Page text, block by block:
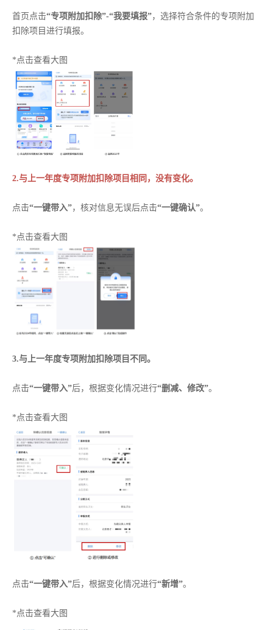
首页点击“专项附加扣除”-“我要填报”，选择符合条件的专项附加
扣除项目进行填报。
*点击查看大图
2.与上一年度专项附加扣除项目相同，没有变化。
点击“一键带入”，核对信息无误后点击“一键确认”。
*点击查看大图
3.与上一年度专项附加扣除项目不同。
点击“一键带入”后，根据变化情况进行“删减、修改”。
*点击查看大图
点击“一键带入”后，根据变化情况进行“新增”。
*点击查看大图